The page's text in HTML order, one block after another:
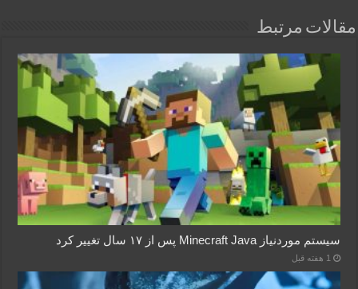
مقالات مرتبط
سیستم موردنیاز Minecraft Java پس از ۱۷ سال تغییر کرد
1 هفته قبل